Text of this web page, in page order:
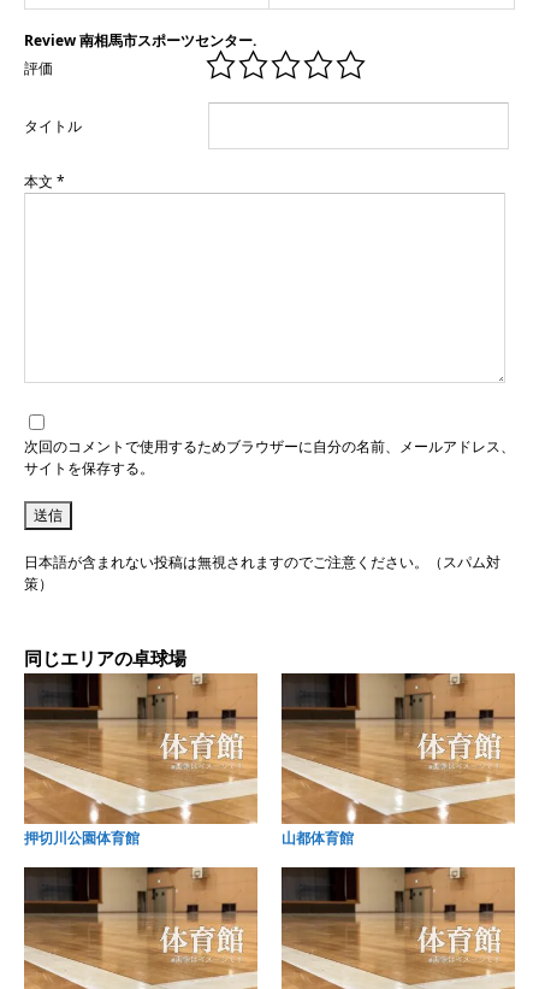
Review 南相馬市スポーツセンター.
評価
タイトル
本文 *
次回のコメントで使用するためブラウザーに自分の名前、メールアドレス、
サイトを保存する。
日本語が含まれない投稿は無視されますのでご注意ください。（スパム対
策）
同じエリアの卓球場
押切川公園体育館 山都体育館